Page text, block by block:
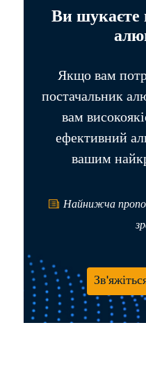
Ви шукаєте
Якщо вам
постачальник
вам
ефективний
вашим
Найнижча